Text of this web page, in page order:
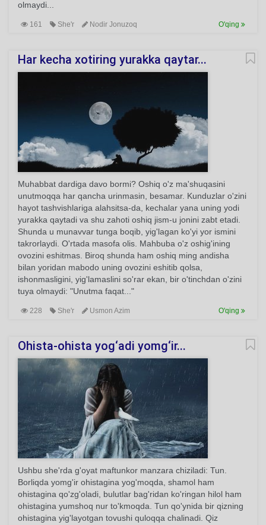
olmaydi...
161 She'r Nodir Jonuzoq O'qing
Har kecha xotiring yurakka qaytar...
Muhabbat dardiga davo bormi? Oshiq o'z ma'shuqasini
unutmoqqa har qancha urinmasin, besamar. Kunduzlar o'zini
hayot tashvishlariga alahsitsa-da, kechalar yana uning yodi
yurakka qaytadi va shu zahoti oshiq jism-u jonini zabt etadi.
Shunda u munavvar tunga boqib, yig'lagan ko'yi yor ismini
takrorlaydi. O'rtada masofa olis. Mahbuba o'z oshig'ining
ovozini eshitmas. Biroq shunda ham oshiq ming andisha
bilan yoridan mabodo uning ovozini eshitib qolsa,
ishonmasligini, yig'lamaslini so'rar ekan, bir o'tinchdan o'zini
tuya olmaydi: "Unutma faqat..."
228 She'r Usmon Azim O'qing
Ohista-ohista yog‘adi yomg‘ir...
Ushbu she'rda g'oyat maftunkor manzara chiziladi: Tun.
Borliqda yomg'ir ohistagina yog'moqda, shamol ham
ohistagina qo'zg'oladi, bulutlar bag'ridan ko'ringan hilol ham
ohistagina yumshoq nur to'kmoqda. Tun qo'ynida bir qizning
ohistagina yig'layotgan tovushi quloqqa chalinadi. Qiz